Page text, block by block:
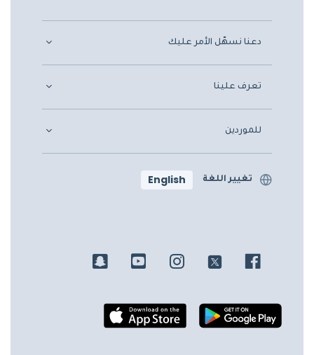
دعنا نسهّل الأمر عليك
تعرف علينا
للموردين
تغيير اللغة English